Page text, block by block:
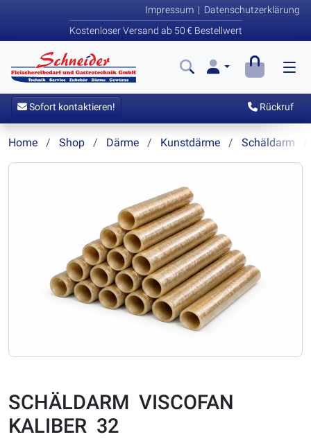
Kostenloser Versand ab 50 € Bestellwert
Impressum | Datenschutzerklärung
Sofort kontaktieren! Rückruf
Home Shop Därme Kunstdärme Schäldarm
SCHÄLDARM VISCOFAN
KALIBER 32